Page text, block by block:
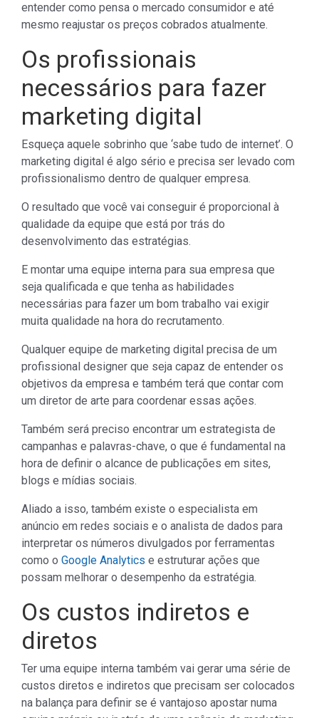
entender como pensa o mercado consumidor e até
mesmo reajustar os preços cobrados atualmente.
Os profissionais
necessários para fazer
marketing digital
Esqueça aquele sobrinho que ‘sabe tudo de internet’. O
marketing digital é algo sério e precisa ser levado com
profissionalismo dentro de qualquer empresa.
O resultado que você vai conseguir é proporcional à
qualidade da equipe que está por trás do
desenvolvimento das estratégias.
E montar uma equipe interna para sua empresa que
seja qualificada e que tenha as habilidades
necessárias para fazer um bom trabalho vai exigir
muita qualidade na hora do recrutamento.
Qualquer equipe de marketing digital precisa de um
profissional designer que seja capaz de entender os
objetivos da empresa e também terá que contar com
um diretor de arte para coordenar essas ações.
Também será preciso encontrar um estrategista de
campanhas e palavras-chave, o que é fundamental na
hora de definir o alcance de publicações em sites,
blogs e mídias sociais.
Aliado a isso, também existe o especialista em
anúncio em redes sociais e o analista de dados para
interpretar os números divulgados por ferramentas
como o Google Analytics e estruturar ações que
possam melhorar o desempenho da estratégia.
Os custos indiretos e
diretos
Ter uma equipe interna também vai gerar uma série de
custos diretos e indiretos que precisam ser colocados
na balança para definir se é vantajoso apostar numa